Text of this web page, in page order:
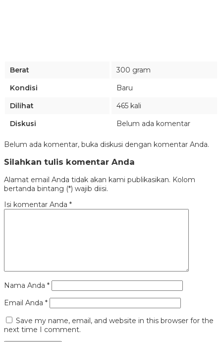
Berat
300 gram
Kondisi
Baru
Dilihat
465 kali
Diskusi
Belum ada komentar
Belum ada komentar, buka diskusi dengan komentar Anda.
Silahkan tulis komentar Anda
Alamat email Anda tidak akan kami publikasikan. Kolom
bertanda bintang (*) wajib diisi.
Isi komentar Anda *
Nama Anda *
Email Anda *
Save my name, email, and website in this browser for the
next time I comment.